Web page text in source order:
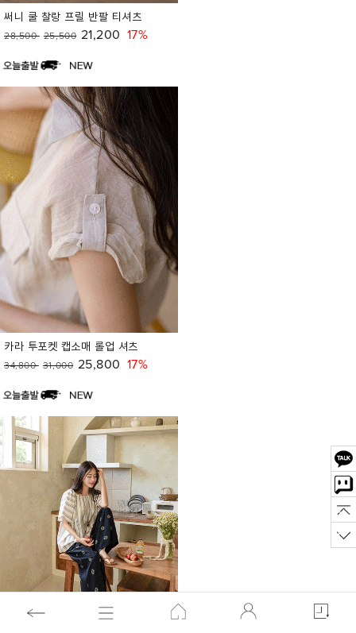
써니 쿨 찰랑 프릴 반팔 티셔츠
28,500 25,500 21,200 17%
카라 투포켓 캡소매 롤업 셔츠
34,800 31,000 25,800 17%